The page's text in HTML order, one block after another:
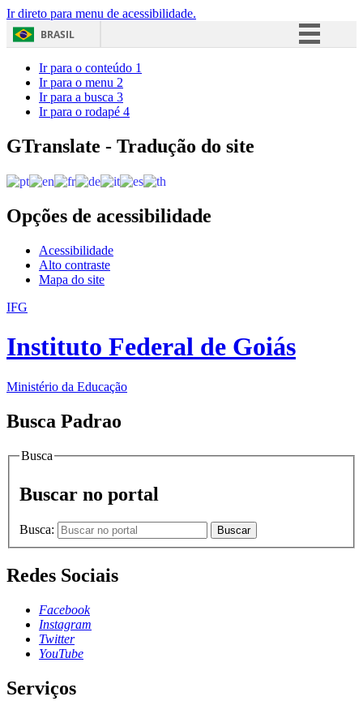
Ir direto para menu de acessibilidade.
BRASIL
Acesso à informação
Ir para o conteúdo 1
Ir para o menu 2
Ir para a busca 3
Ir para o rodapé 4
GTranslate - Tradução do site
Opções de acessibilidade
Acessibilidade
Alto contraste
Mapa do site
IFG
Instituto Federal de Goiás
Ministério da Educação
Busca Padrao
Busca
Buscar no portal
Busca: Buscar
Redes Sociais
Facebook
Instagram
Twitter
YouTube
Serviços